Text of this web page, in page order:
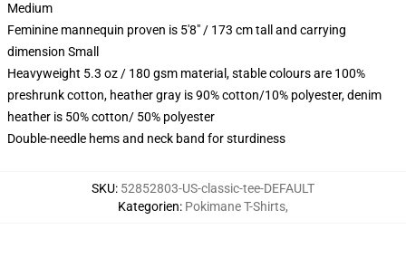
Medium
Feminine mannequin proven is 5'8" / 173 cm tall and carrying
dimension Small
Heavyweight 5.3 oz / 180 gsm material, stable colours are 100%
preshrunk cotton, heather gray is 90% cotton/10% polyester, denim
heather is 50% cotton/ 50% polyester
Double-needle hems and neck band for sturdiness
SKU: 52852803-US-classic-tee-DEFAULT
Kategorien: Pokimane T-Shirts,